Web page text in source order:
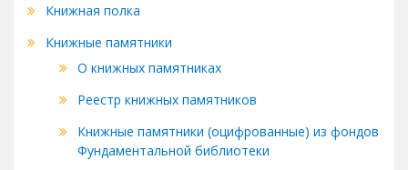
Книжная полка
Книжные памятники
О книжных памятниках
Реестр книжных памятников
Книжные памятники (оцифрованные) из фондов
Фундаментальной библиотеки